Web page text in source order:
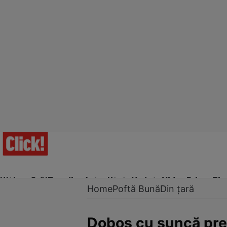
Ultima Oră!Trending Actualitate Vedete Video Prime Time
HomePoftă BunăDin țară
Doboş cu şuncă